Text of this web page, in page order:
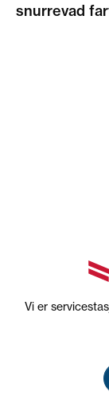
snurrevad
Vi er